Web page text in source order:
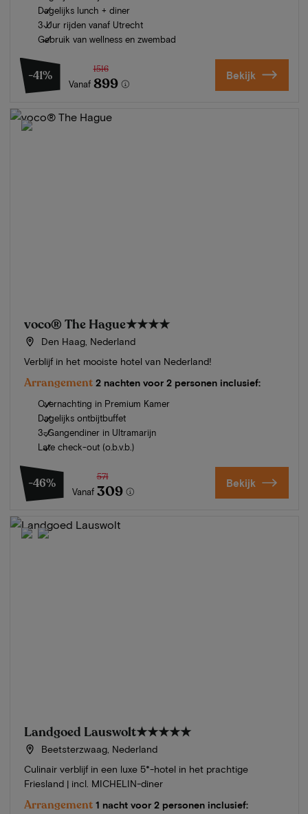
Dagelijks lunch + diner
3 Uur rijden vanaf Utrecht
Gebruik van wellness en zwembad
-41%
Vanaf
1516
899 Bekijk
voco® The Hague★★★★
Den Haag, Nederland
Verblijf in het mooiste hotel van Nederland!
Arrangement 2 nachten voor 2 personen inclusief:
Overnachting in Premium Kamer
Dagelijks ontbijtbuffet
3-Gangendiner in Ultramarijn
Late check-out (o.b.v.b.)
-46%
Vanaf
571
309 Bekijk
Landgoed Lauswolt★★★★★
Beetsterzwaag, Nederland
Culinair verblijf in een luxe 5*-hotel in het prachtige
Friesland | incl. MICHELIN-diner
Arrangement 1 nacht voor 2 personen inclusief: